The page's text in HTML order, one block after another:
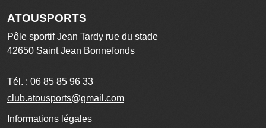
ATOUSPORTS
Pôle sportif Jean Tardy rue du stade
42650 Saint Jean Bonnefonds
Tél. : 06 85 85 96 33
club.atousports@gmail.com
Informations légales